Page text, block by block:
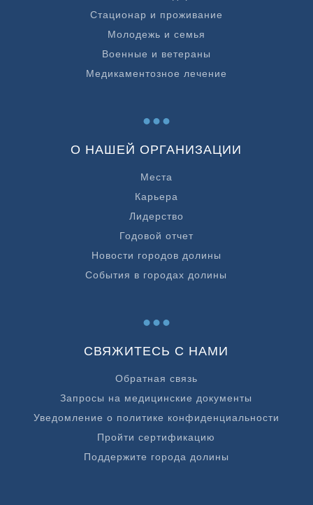
Стационар и проживание
Молодежь и семья
Военные и ветераны
Медикаментозное лечение
...
О НАШЕЙ ОРГАНИЗАЦИИ
Места
Карьера
Лидерство
Годовой отчет
Новости городов долины
События в городах долины
...
СВЯЖИТЕСЬ С НАМИ
Обратная связь
Запросы на медицинские документы
Уведомление о политике конфиденциальности
Пройти сертификацию
Поддержите города долины